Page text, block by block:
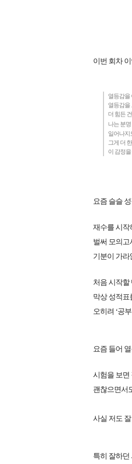
이번 회차
열등감을
열등감을
더 힘든
나는 분
일어나지
그게 더
이 감정
요즘 슬슬
재수를 시작
벌써 모의고
기분이 가라
처음 시작할
막상 성적표
오히려 ‘공
요즘 들어
시험을 보면
괜찮으면서
사실 저도
특히 잘하던